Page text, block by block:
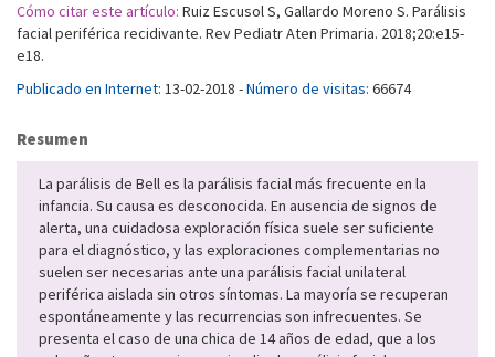
Cómo citar este artículo: Ruiz Escusol S, Gallardo Moreno S. Parálisis
facial periférica recidivante. Rev Pediatr Aten Primaria. 2018;20:e15-
e18.
Publicado en Internet: 13-02-2018 -Número de visitas: 66674
Resumen
La parálisis de Bell es la parálisis facial más frecuente en la
infancia. Su causa es desconocida. En ausencia de signos de
alerta, una cuidadosa exploración física suele ser suficiente
para el diagnóstico, y las exploraciones complementarias no
suelen ser necesarias ante una parálisis facial unilateral
periférica aislada sin otros síntomas. La mayoría se recuperan
espontáneamente y las recurrencias son infrecuentes. Se
presenta el caso de una chica de 14 años de edad, que a los